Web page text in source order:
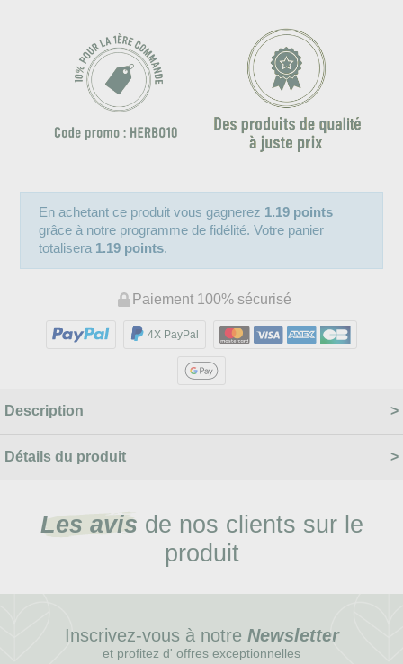
En achetant ce produit vous gagnerez 1.19 points
grâce à notre programme de fidélité. Votre panier
totalisera 1.19 points.
Paiement 100% sécurisé
4X PayPal
Description
Détails du produit
Les avis de nos clients sur le
produit
Inscrivez-vous à notre Newsletter
et profitez d' offres exceptionnelles